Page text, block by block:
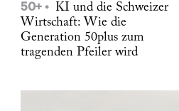
50+
KI und die Schweizer
Wirtschaft: Wie die
Generation 50plus zum
tragenden Pfeiler wird